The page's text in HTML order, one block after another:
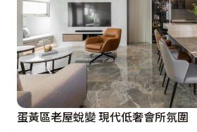
蛋黃區老屋蛻變 現代低奢會所氛圍